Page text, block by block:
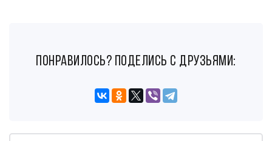
понравилось? поделись с друзьями: